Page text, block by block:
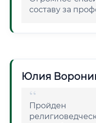
составу за
Юлия
Пройден